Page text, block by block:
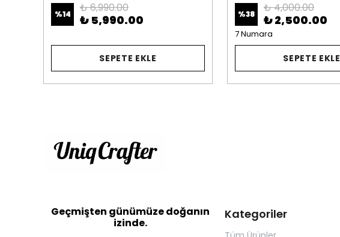
%14 ₺ 6,990.00
₺ 5,990.00
SEPETE EKLE
%38 ₺ 4,000.00
₺ 2,500.00
7 Numara
SEPETE EKLE
Kategoriler
Geçmişten günümüze doğanın
izinde.